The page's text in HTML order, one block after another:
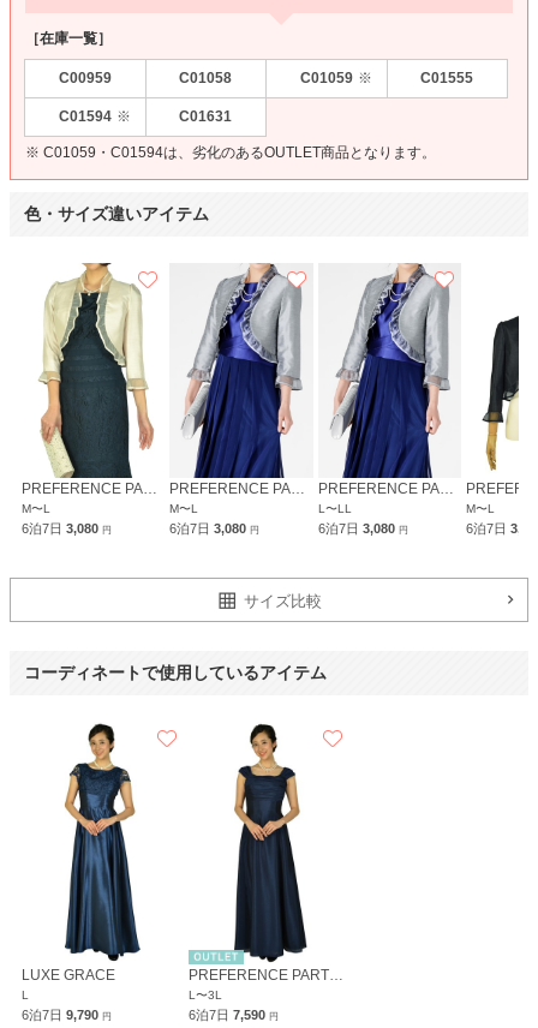
［在庫一覧］
C00959 C01058 C01059 ※ C01555
C01594 ※ C01631
※ C01059・C01594は、劣化のあるOUTLET商品となります。
色・サイズ違いアイテム
M〜L
6泊7日 3,080 円
M〜L
6泊7日3,080円
PREFERENCE PARTY'S
L〜LL
6泊7日 3,080 円
M〜L
6泊7日
サイズ比較
コーディネートで使用しているアイテム
LUXE GRACE
L
6泊7日 9,790 円
PREFERENCE PARTY'S
L〜3L
6泊7日 7,590 円